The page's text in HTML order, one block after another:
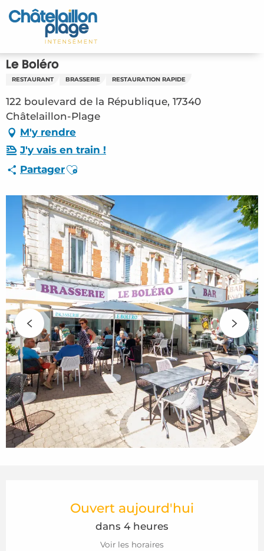
Aller
au
principal
Accueil
Découvrir
Activités
A vivre
Rendez-vous
Votre séjour
Espace Pro
Le Boléro
RESTAURANT BRASSERIE RESTAURATION RAPIDE
122 boulevard de la République, 17340
Châtelaillon-Plage
M'y rendre
J'y vais en train !
PartagerAjouter aux favoris
Ouvert aujourd'hui
dans 4 heures
Voir les horaires